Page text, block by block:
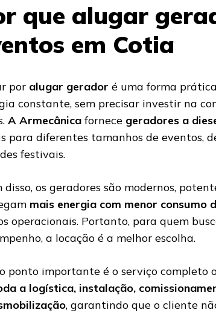
que alugar
em Cotia
por alugar gerador é uma forma
constante, sem precisar investir na
A Armecânicafornece geradores a
para diferentes tamanhos de eventos,
festivais.
disso, os geradores são modernos,
mais energia com menor consumo
operacionais. Portanto, para quem
a locação é a melhor escolha.
ponto importante é o serviço completo
a logística, instalação,
, garantindo que o cliente